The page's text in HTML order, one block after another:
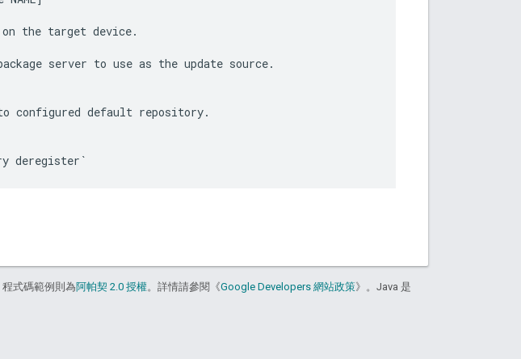
on the target device.
server to use as the update source.
configured default repository.
程式碼範例則為阿帕契 2.0 授權。詳情請參閱《Google Developers 網站政策》。Java 是